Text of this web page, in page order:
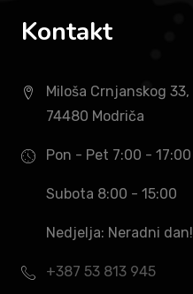
Kontakt
Miloša Crnjanskog 33,
74480 Modriča
Pon - Pet 7:00 - 17:00
Subota 8:00 - 15:00
Nedjelja: Neradni dan!
+387 53 813 945